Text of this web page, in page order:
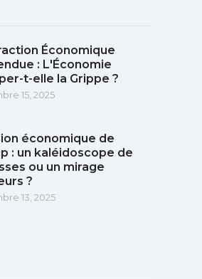
Économique
: L'Économie
t-elle la Grippe ?
15, 2025
économique de
: un kaléidoscope de
ou un mirage
?
13, 2025